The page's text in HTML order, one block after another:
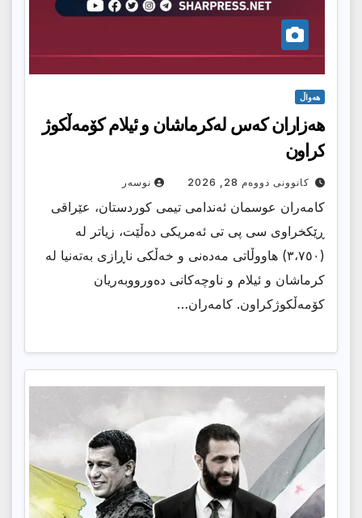
هەواڵ
هەزاران کەس لەکرماشان و ئیلام کۆمەڵکوژ
کراون
کانوونی دووەم 28, 2026 نوسەر
کامەران عوسمان ئەندامی تیمی کوردستان، عێراقی
ڕێکخراوی سی پی تی ئەمریکی دەڵێت، زیاتر لە
(٣،٧٥٠) هاووڵاتی مەدەنی و خەڵکی ناڕازی بەتەنیا لە
کرماشان و ئیلام و ناوچەکانی دەورووبەریان
کۆمەڵکوژکراون. کامەران…